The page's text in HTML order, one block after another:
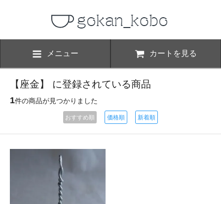
メニュー カートを見る
【座金】 に登録されている商品
1件の商品が見つかりました
おすすめ順 価格順 新着順